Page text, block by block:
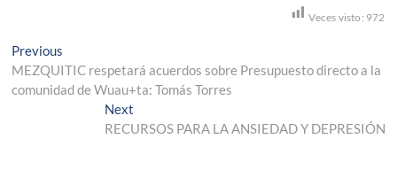
Veces visto: 972
Navegación
de
entradas
Previous
post:
MEZQUITIC respetará acuerdos sobre Presupuesto directo a la
comunidad de Wuau+ta: Tomás Torres
NextNext
post:
RECURSOS PARA LA ANSIEDAD Y DEPRESIÓN